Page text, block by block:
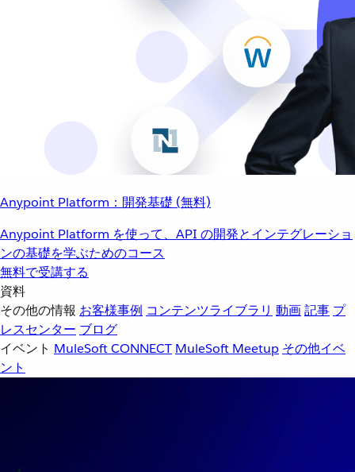
Anypoint Platform：開発基礎 (無料)
Anypoint Platform を使って、API の開発とインテグレーショ
ンの基礎を学ぶためのコース
無料で受講する
資料
その他の情報 お客様事例 コンテンツライブラリ 動画記事 プ
レスセンター ブログ
イベント MuleSoft CONNECT MuleSoft Meetup その他イベ
ント